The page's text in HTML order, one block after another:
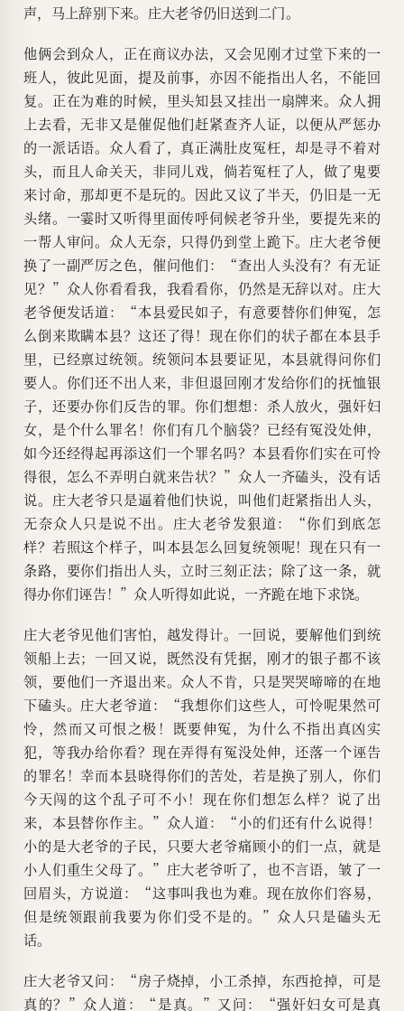
声，马上辞别下来。庄大老爷仍旧送到二门。
他俩会到众人，正在商议办法，又会见刚才过堂下来的一
班人，彼此见面，提及前事，亦因不能指出人名，不能回
复。正在为难的时候，里头知县又挂出一扇牌来。众人拥
上去看，无非又是催促他们赶紧查齐人证，以便从严惩办
的一派话语。众人看了，真正满肚皮冤枉，却是寻不着对
头，而且人命关天，非同儿戏，倘若冤枉了人，做了鬼要
来讨命，那却更不是玩的。因此又议了半天，仍旧是一无
头绪。一霎时又听得里面传呼伺候老爷升坐，要提先来的
一帮人审问。众人无奈，只得仍到堂上跪下。庄大老爷便
换了一副严厉之色，催问他们：“查出人头没有？有无证
见？”众人你看看我，我看看你，仍然是无辞以对。庄大
老爷便发话道：“本县爱民如子，有意要替你们伸冤，怎
么倒来欺瞒本县？这还了得！现在你们的状子都在本县手
里，已经禀过统领。统领问本县要证见，本县就得问你们
要人。你们还不出人来，非但退回刚才发给你们的抚恤银
子，还要办你们反告的罪。你们想想：杀人放火，强奸妇
女，是个什么罪名！你们有几个脑袋？已经有冤没处伸，
如今还经得起再添这们一个罪名吗？本县看你们实在可怜
得很，怎么不弄明白就来告状？”众人一齐磕头，没有话
说。庄大老爷只是逼着他们快说，叫他们赶紧指出人头，
无奈众人只是说不出。庄大老爷发狠道：“你们到底怎
样？若照这个样子，叫本县怎么回复统领呢！现在只有一
条路，要你们指出人头，立时三刻正法；除了这一条，就
得办你们诬告！”众人听得如此说，一齐跪在地下求饶。
庄大老爷见他们害怕，越发得计。一回说，要解他们到统
领船上去；一回又说，既然没有凭据，刚才的银子都不该
领，要他们一齐退出来。众人不肯，只是哭哭啼啼的在地
下磕头。庄大老爷道：“我想你们这些人，可怜呢果然可
怜，然而又可恨之极！既要伸冤，为什么不指出真凶实
犯，等我办给你看？现在弄得有冤没处伸，还落一个诬告
的罪名！幸而本县晓得你们的苦处，若是换了别人，你们
今天闯的这个乱子可不小！现在你们想怎么样？说了出
来，本县替你作主。”众人道：“小的们还有什么说得！
小的是大老爷的子民，只要大老爷痛顾小的们一点，就是
小人们重生父母了。”庄大老爷听了，也不言语，皱了一
回眉头，方说道：“这事叫我也为难。现在放你们容易，
但是统领跟前我要为你们受不是的。”众人只是磕头无
话。
庄大老爷又问：“房子烧掉，小工杀掉，东西抢掉，可是
真的？”众人道：“是真。”又问：“强奸妇女可是真